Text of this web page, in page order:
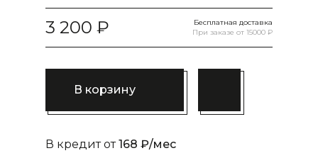
3 200
Бесплатная доставка
При заказе от 15000 ₽
В корзину
В кредит от168 ₽/мес